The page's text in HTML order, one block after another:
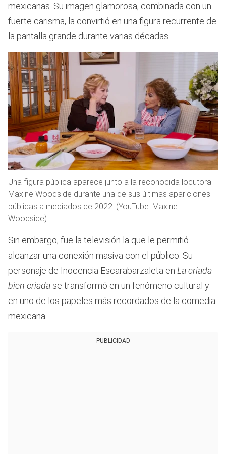
mexicanas. Su imagen glamorosa, combinada con un
fuerte carisma, la convirtió en una figura recurrente de
la pantalla grande durante varias décadas.
Una figura pública aparece junto a la reconocida locutora
Maxine Woodside durante una de sus últimas apariciones
públicas a mediados de 2022. (YouTube: Maxine
Woodside)
Sin embargo, fue la televisión la que le permitió
alcanzar una conexión masiva con el público. Su
personaje de Inocencia Escarabarzaleta en La criada
bien criada se transformó en un fenómeno cultural y
en uno de los papeles más recordados de la comedia
mexicana.
PUBLICIDAD